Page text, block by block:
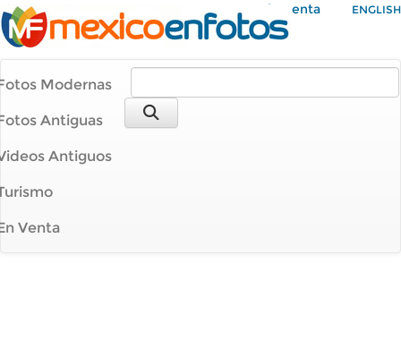
Mi Cuenta ENGLISH
Modernas
Antiguas
Antiguos
Venta